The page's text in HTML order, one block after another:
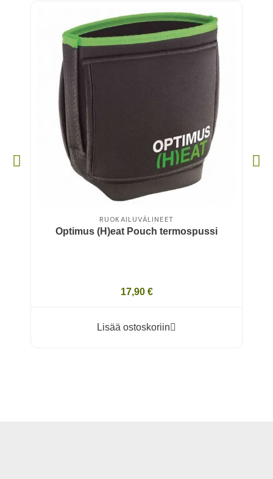
RUOKAILUVÄLINEET
Optimus (H)eat Pouch termospussi
17,90 €
Lisää ostoskoriin